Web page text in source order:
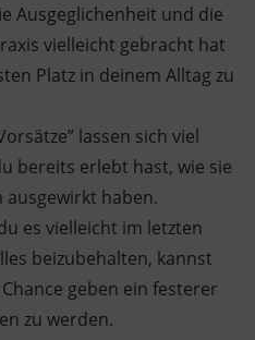
Ausgeglichenheit und die
vielleicht gebracht hat
Platz in deinem Alltag zu
lassen sich viel
bereits erlebt hast, wie sie
ausgewirkt haben.
es vielleicht im letzten
beizubehalten, kannst
geben ein festerer
zu werden.